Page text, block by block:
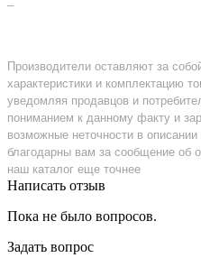
–
Производители оставляют за
характеристики и комплектацию
уведомляя продавцов и
пониманием к данному факту и
возможные неточности в
благодарны вам за сообщение об
наш каталог еще точнее
Написать отзыв
Пока не было вопросов.
Задать вопрос